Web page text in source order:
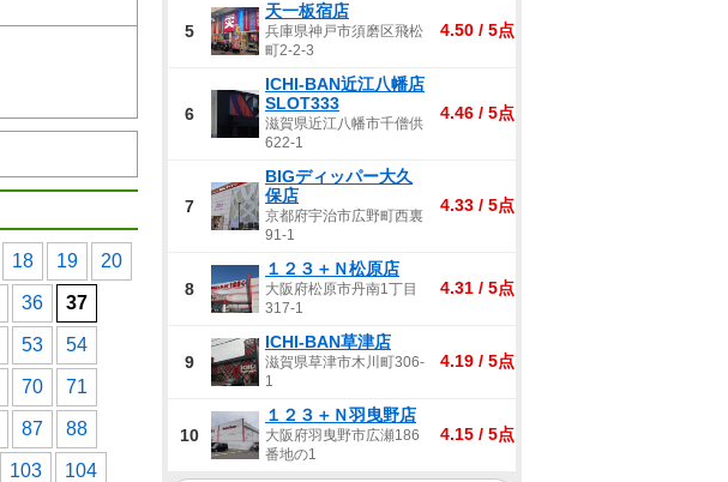
18 19 20
36 37
53 54
70 71
87 88
103 104
5
天一板宿店
兵庫県神戸市須磨区飛松
町2-2-3
4.50 / 5点
6
ICHI-BAN近江八幡店
SLOT333
滋賀県近江八幡市千僧供
622-1
4.46 / 5点
7
BIGディッパー大久
保店
京都府宇治市広野町西裏
91-1
4.33 / 5点
8
１２３＋Ｎ松原店
大阪府松原市丹南1丁目
317-1
4.31 / 5点
9
ICHI-BAN草津店
滋賀県草津市木川町306-
1
4.19 / 5点
10
１２３＋Ｎ羽曳野店
大阪府羽曳野市広瀬186
番地の1
4.15 / 5点